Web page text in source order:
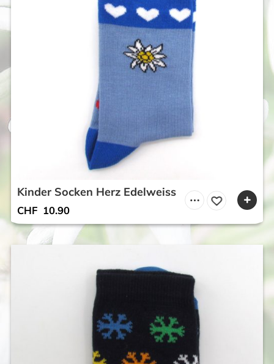
Kinder Socken Herz Edelweiss
CHF 10.90